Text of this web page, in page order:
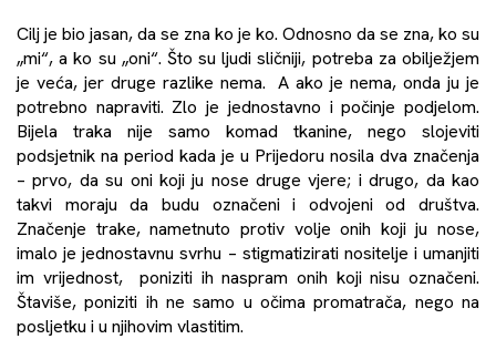
Cilj je bio jasan, da se zna ko je ko. Odnosno da se zna, ko su
„mi“, a ko su „oni“. Što su ljudi sličniji, potreba za obilježjem
je veća, jer druge razlike nema. A ako je nema, onda ju je
potrebno napraviti. Zlo je jednostavno i počinje podjelom.
Bijela traka nije samo komad tkanine, nego slojeviti
podsjetnik na period kada je u Prijedoru nosila dva značenja
– prvo, da su oni koji ju nose druge vjere; i drugo, da kao
takvi moraju da budu označeni i odvojeni od društva.
Značenje trake, nametnuto protiv volje onih koji ju nose,
imalo je jednostavnu svrhu – stigmatizirati nositelje i umanjiti
im vrijednost, poniziti ih naspram onih koji nisu označeni.
Štaviše, poniziti ih ne samo u očima promatrača, nego na
posljetku i u njihovim vlastitim.